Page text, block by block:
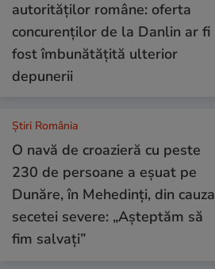
autorităților române: oferta
concurenților de la Danlin ar fi
fost îmbunătățită ulterior
depunerii
Știri România
O navă de croazieră cu peste
230 de persoane a eșuat pe
Dunăre, în Mehedinți, din cauza
secetei severe: „Așteptăm să
fim salvați”